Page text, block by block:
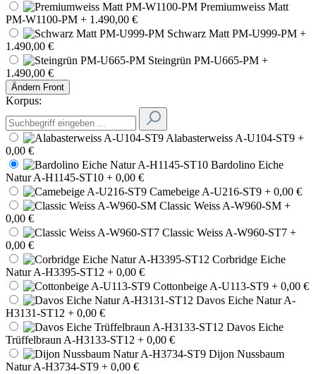
Premiumweiss Matt
PM-W1100-PM + 1.490,00 €
Schwarz Matt PM-U999-PM +
1.490,00 €
Steingrün PM-U665-PM +
1.490,00 €
Ändern Front
Korpus:
Alabasterweiss A-U104-ST9 +
0,00 €
Bardolino Eiche
Natur A-H1145-ST10 + 0,00 €
Camebeige A-U216-ST9 + 0,00 €
Classic Weiss A-W960-SM +
0,00 €
Classic Weiss A-W960-ST7 +
0,00 €
Corbridge Eiche
Natur A-H3395-ST12 + 0,00 €
Cottonbeige A-U113-ST9 + 0,00 €
Davos Eiche Natur A-
H3131-ST12 + 0,00 €
Davos Eiche
Trüffelbraun A-H3133-ST12 + 0,00 €
Dijon Nussbaum
Natur A-H3734-ST9 + 0,00 €